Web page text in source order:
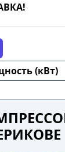
(кВт)